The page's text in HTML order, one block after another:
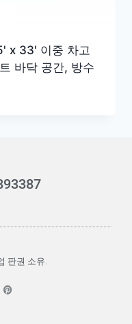
x 33' 이중 차고
바닥 공간, 방수
판권 소유.